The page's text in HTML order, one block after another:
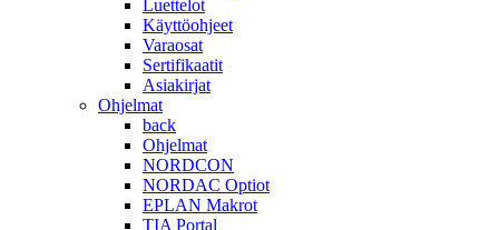
Luettelot
Käyttöohjeet
Varaosat
Sertifikaatit
Asiakirjat
Ohjelmat
back
Ohjelmat
NORDCON
NORDAC Optiot
EPLAN Makrot
TIA Portal